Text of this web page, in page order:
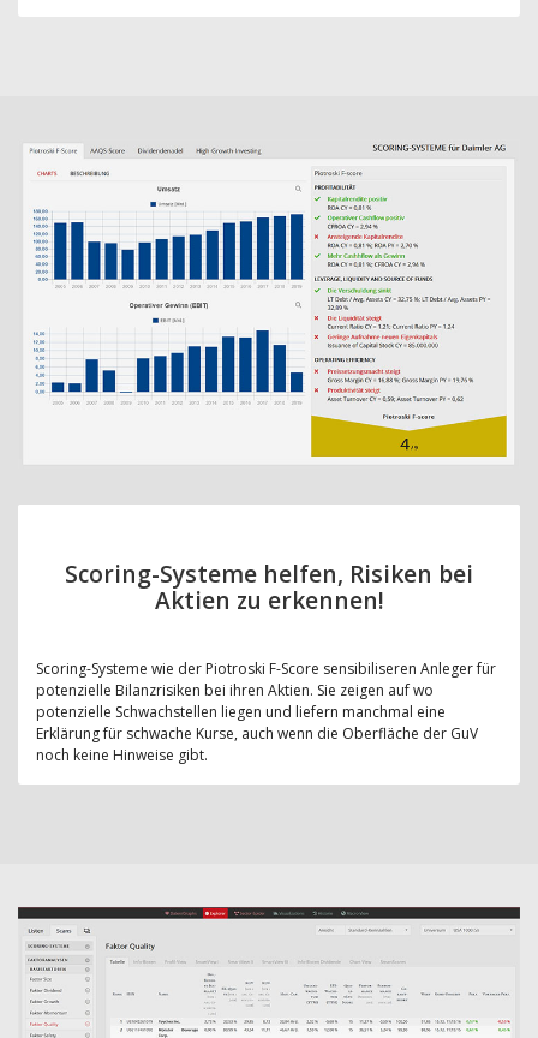
Scoring-Systeme helfen, Risiken bei
Aktien zu erkennen!
Scoring-Systeme wie der Piotroski F-Score sensibiliseren Anleger für
potenzielle Bilanzrisiken bei ihren Aktien. Sie zeigen auf wo
potenzielle Schwachstellen liegen und liefern manchmal eine
Erklärung für schwache Kurse, auch wenn die Oberfläche der GuV
noch keine Hinweise gibt.